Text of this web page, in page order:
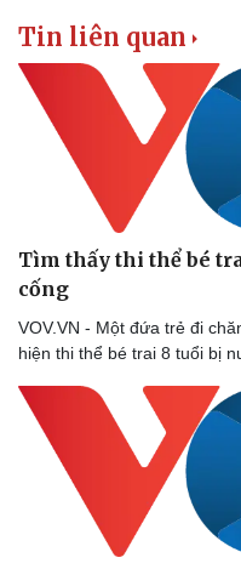
Tin liên quan
Tìm thấy thi thể bé
cống
VOV.VN - Một đứa trẻ đi
hiện thi thể bé trai 8 tuổi bị